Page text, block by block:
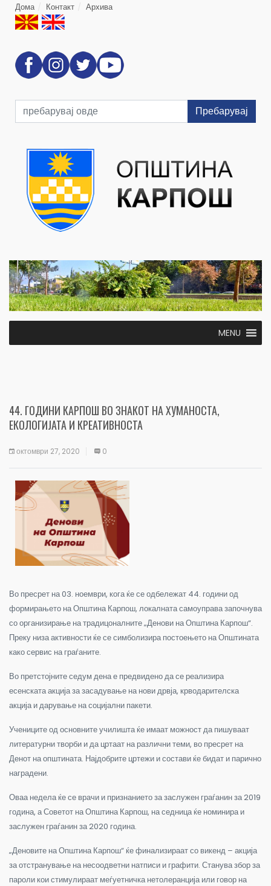
Дома Контакт Архива
Пребарувај
MENU
44. ГОДИНИ КАРПОШ ВО ЗНАКОТ НА ХУМАНОСТА,
ЕКОЛОГИЈАТА И КРЕАТИВНОСТА
октомври 27, 2020 0
Во пресрет на 03. ноември, кога ќе се одбележат 44. години од
формирањето на Општина Карпош, локалната самоуправа започнува
со организирање на традицоналните „Денови на Општина Карпош“.
Преку низа активности ќе се симболизира постоењето на Општината
како сервис на граѓаните.
Во претстојните седум дена е предвидено да се реализира
есенската акција за засадување на нови дрвја, крводарителска
акција и дарување на социјални пакети.
Учениците од основните училишта ќе имаат можност да пишуваат
литературни творби и да цртаат на различни теми, во пресрет на
Денот на општината. Најдобрите цртежи и состави ќе бидат и парично
наградени.
Оваа недела ќе се врачи и признанието за заслужен граѓанин за 2019
година, а Советот на Општина Карпош, на седница ќе номинира и
заслужен граѓанин за 2020 година.
„Деновите на Општина Карпош“ ќе финализираат со викенд – акција
за отстранување на несоодветни натписи и графити. Станува збор за
пароли кои стимулираат меѓуетничка нетолеранција или говор на